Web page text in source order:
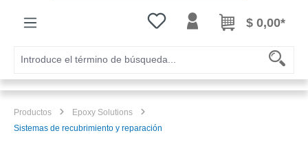
Tienes 0 artículos en tu lista de
$ 0,00*
Productos
Epoxy Solutions
Sistemas de recubrimiento y reparación